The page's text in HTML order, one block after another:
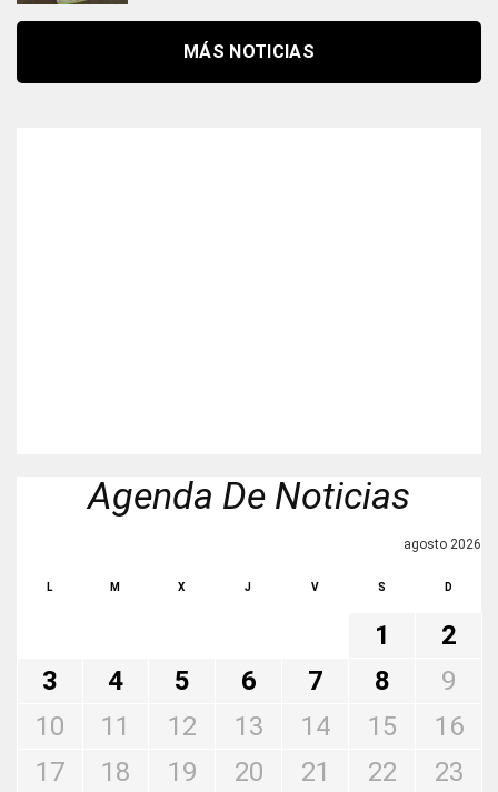
MÁS NOTICIAS
Agenda De Noticias
agosto 2026
L M X J V S D
1
2
3
4 5 6 7 8
9
10
11 12 13 14 15
16
17
18 19 20 21 22
23